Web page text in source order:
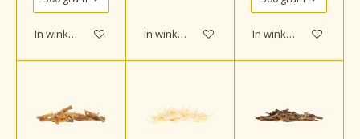
In winkelwagen In winkelwagen In winkelwagen